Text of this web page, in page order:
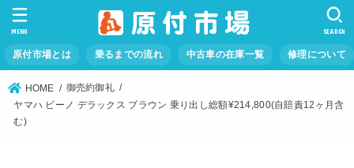
原付市場とは 乗るまでの流れ 中古車の在庫一覧 修理について
SEARCH
MENU
HOME
御売約御礼
ヤマハ ビーノ デラックス ブラウン 乗り出し総額¥214,800(自賠責12ヶ月含
む)